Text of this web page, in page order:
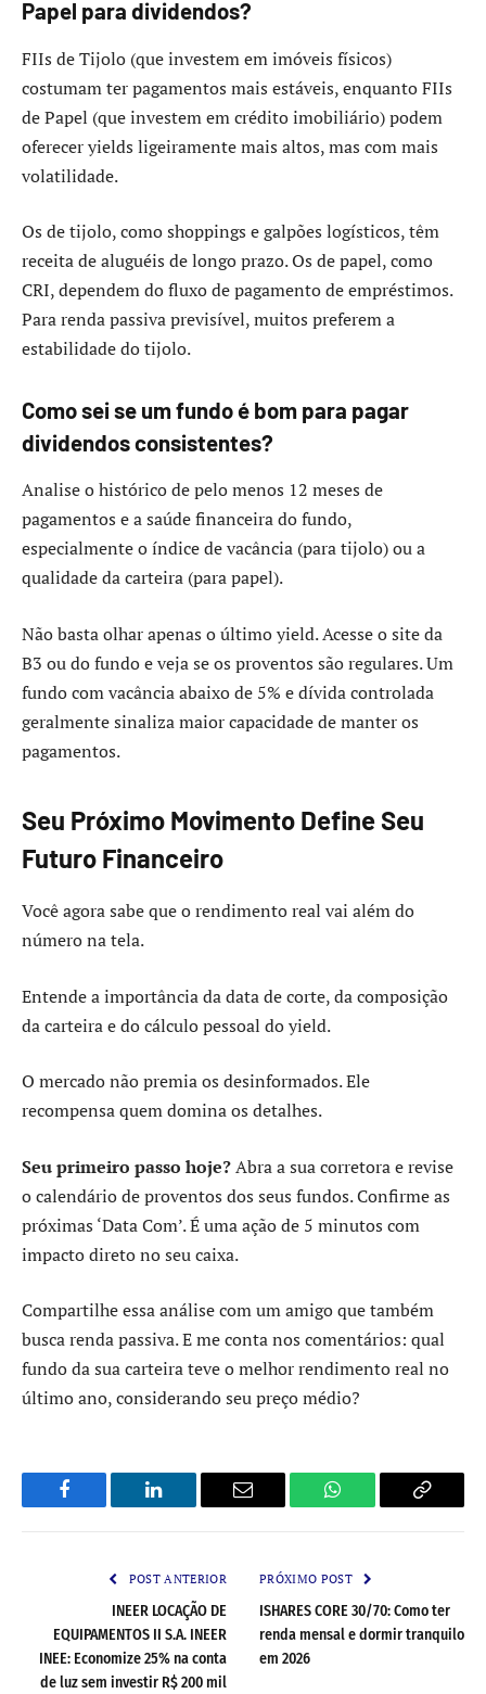
Papel para dividendos?
FIIs de Tijolo (que investem em imóveis físicos)
costumam ter pagamentos mais estáveis, enquanto FIIs
de Papel (que investem em crédito imobiliário) podem
oferecer yields ligeiramente mais altos, mas com mais
volatilidade.
Os de tijolo, como shoppings e galpões logísticos, têm
receita de aluguéis de longo prazo. Os de papel, como
CRI, dependem do fluxo de pagamento de empréstimos.
Para renda passiva previsível, muitos preferem a
estabilidade do tijolo.
Como sei se um fundo é bom para pagar
dividendos consistentes?
Analise o histórico de pelo menos 12 meses de
pagamentos e a saúde financeira do fundo,
especialmente o índice de vacância (para tijolo) ou a
qualidade da carteira (para papel).
Não basta olhar apenas o último yield. Acesse o site da
B3 ou do fundo e veja se os proventos são regulares. Um
fundo com vacância abaixo de 5% e dívida controlada
geralmente sinaliza maior capacidade de manter os
pagamentos.
Seu Próximo Movimento Define Seu
Futuro Financeiro
Você agora sabe que o rendimento real vai além do
número na tela.
Entende a importância da data de corte, da composição
da carteira e do cálculo pessoal do yield.
O mercado não premia os desinformados. Ele
recompensa quem domina os detalhes.
Seu primeiro passo hoje?Abra a sua corretora e revise
o calendário de proventos dos seus fundos. Confirme as
próximas ‘Data Com’. É uma ação de 5 minutos com
impacto direto no seu caixa.
Compartilhe essa análise com um amigo que também
busca renda passiva. E me conta nos comentários: qual
fundo da sua carteira teve o melhor rendimento real no
último ano, considerando seu preço médio?
Facebook LinkedIn Email WhatsApp Copy
POST ANTERIOR
INEER LOCAÇÃO DE
EQUIPAMENTOS II S.A. INEER
INEE: Economize 25% na conta
de luz sem investir R$ 200 mil
PRÓXIMO POST
ISHARES CORE 30/70: Como ter
renda mensal e dormir tranquilo
em 2026